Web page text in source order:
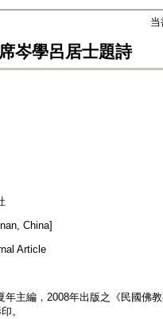
岑學呂居士題詩
China]
Article
年主編，2008年出版之《民國佛
。